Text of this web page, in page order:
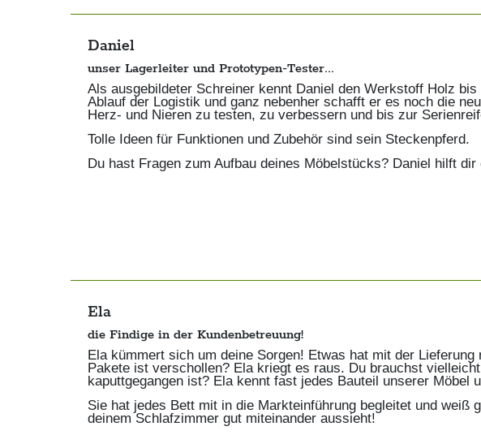
Daniel
unser Lagerleiter und Prototypen-Tester...
Als ausgebildeter Schreiner kennt Daniel den Werkstoff Holz
Ablauf der Logistik und ganz nebenher schafft er es noch die
Herz- und Nieren zu testen, zu verbessern und bis zur
Tolle Ideen für Funktionen und Zubehör sind sein Steckenpferd.
Du hast Fragen zum Aufbau deines Möbelstücks? Daniel hilft dir
Ela
die Findige in der Kundenbetreuung!
Ela kümmert sich um deine Sorgen! Etwas hat mit der
Pakete ist verschollen? Ela kriegt es raus. Du brauchst
kaputtgegangen ist? Ela kennt fast jedes Bauteil unserer Möbel
Sie hat jedes Bett mit in die Markteinführung begleitet und weiß
deinem Schlafzimmer gut miteinander aussieht!